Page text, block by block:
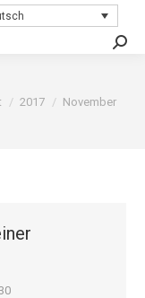
sich hier:
2017 November